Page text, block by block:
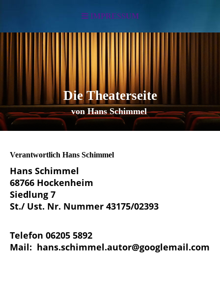
IMPRESSUM
Die Theaterseite
von Hans Schimmel
Verantwortlich Hans Schimmel
Hans Schimmel
68766 Hockenheim
Siedlung 7
St./ Ust. Nr. Nummer 43175/02393
Telefon 06205 5892
Mail: hans.schimmel.autor@googlemail.com